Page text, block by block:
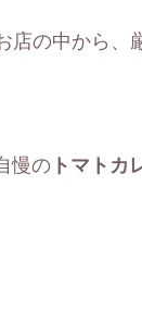
の中から、
慢の トマトカ